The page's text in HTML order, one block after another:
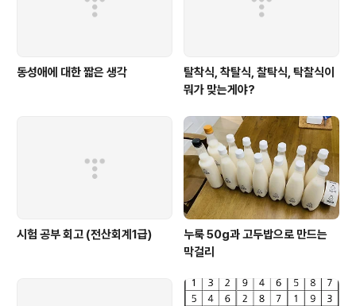
동성애에 대한 짧은 생각
탈착식, 착탈식, 찰탁식, 탁찰식이
뭐가 맞는게야?
시험 공부 회고 (전산회계1급)
누룩 50g과 고두밥으로 만드는
막걸리